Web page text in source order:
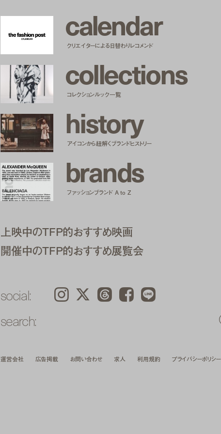
calendar
クリエイターによる日替わりレコメンド
collections
コレクションルック一覧
history
アイコンから紐解くブランドヒストリー
brands
ファッションブランド A to Z
上映中のTFP的おすすめ映画
開催中のTFP的おすすめ展覧会
social: Instagram 𝕏 Threads Facebook LINE
search:
運営会社 広告掲載 お問い合わせ 求人 利用規約 プライバシーポリシー